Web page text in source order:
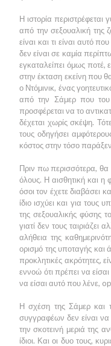
Η ιστορία
από την σεξουαλική της
είναι και τι είναι αυτό
δεν είναι σε καμία
εγκαταλείπει όμως ποτέ,
στην έκταση εκείνη που
ο Ντόμινικ, ένας
από την Σάμερπου του
προσφέρεται να το
δέχεται χωρίς σκέψη.
τους οδηγήσει
κόστος στην τόσο
Πριν πω περισσότερα, θα
όλους. Η αισθητική και η
όσοι τον έχετε διαβάσει
ίδιο ισχύει και για
της σεξουαλικής φύσης
γιατί δεν τους ταιριάζει
αλήθεια της
ορισμό της υποταγής και
προκλητικές ακρότητες,
εννοώ ότι πρέπει να
να είσαι αυτό που λένε,
Η σχέση της Σάμερ και
συγγραφέων δεν είναι να
την σκοτεινή μεριά της
ίδιοι. Και οι δυο τους,